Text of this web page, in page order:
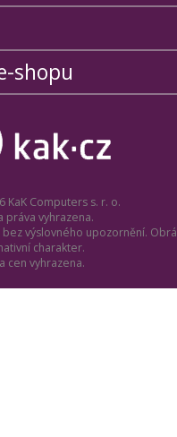
shopu
KaK Computers s. r. o.
práva vyhrazena.
výslovného upozornění.
charakter.
cen vyhrazena.